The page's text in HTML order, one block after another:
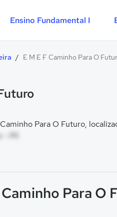
Ensino Fundamental I
/ E M E F Caminho Para O
Para O Futuro,
PA
Para O